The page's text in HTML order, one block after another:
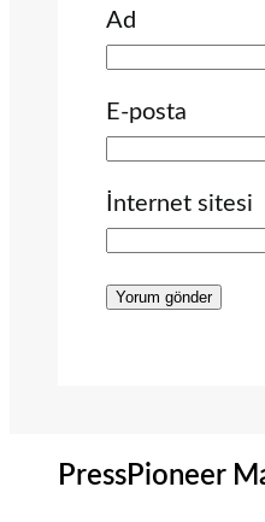
Ad
E-posta
İnternet sitesi
PressPioneer